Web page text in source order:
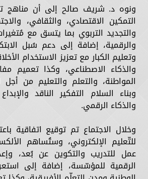
ونوه د. شريف صالح إلى أن مناهج
التمكين الاقتصادي، والثقافي،
والتجديد التربوي بما يتسق مع
والرقمية، إضافة إلى دعم سُبل
وتعليم الكبار مع تعزيز الاستخدام
والذكاء الاصطناعي، وكذا تعميم
المواطنة، والتعلم والتعليم من أجل
وبناء السلام التفكير الناقد
والذكاء الرقمي.
وخلال الاجتماع تم توقيع اتفاقية
للتّعليم الإلكتروني، وستُساهم
عمل للتدريب والتكوين عن بُعد،
الرقمية للمؤسّسة، إضافة إلى